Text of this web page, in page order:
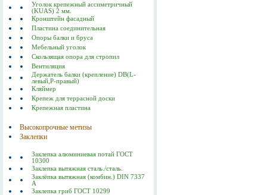
Уголок крепежный ассиметричный
(KUAS) 2 мм.
Кронштейн фасадный
Пластина соединительная
Опоры балки и бруса
Мебельный уголок
Скользящая опора для стропил
Вентиляция
Держатель балки (крепление) DB(L-
левый,P-правый)
Кляймер
Крепеж для террасной доски
Крепежная пластина
Высокопрочные метизы
Заклепки
Заклепка алюминиевая потай ГОСТ
10300
Заклепка вытяжная сталь./сталь.
Заклёпка вытяжная (комбин.) DIN 7337
А
Заклепка гриб ГОСТ 10299